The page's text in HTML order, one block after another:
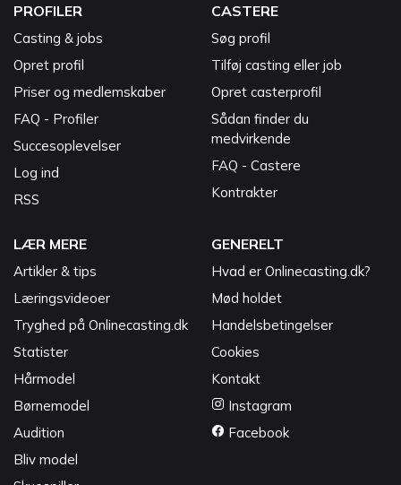
PROFILER
Casting & jobs
Opret profil
Priser og medlemskaber
FAQ - Profiler
Succesoplevelser
Log ind
RSS
CASTERE
Søg profil
Tilføj casting eller job
Opret casterprofil
Sådan finder du
medvirkende
FAQ - Castere
Kontrakter
LÆR MERE
Artikler & tips
Læringsvideoer
Tryghed på Onlinecasting.dk
Statister
Hårmodel
Børnemodel
Audition
Bliv model
GENERELT
Hvad er Onlinecasting.dk?
Mød holdet
Handelsbetingelser
Cookies
Kontakt
Instagram
Facebook